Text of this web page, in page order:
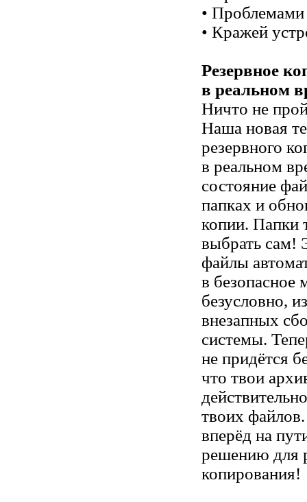
•
• Кражей
Резервное
в реальном
Ничто не
Наша новая
резервного
в реальном
состояние
папках и
копии.
выбрать сам!
файлы
в безопасное
безусловно,
внезапных
системы.
не придётся
что твои
твоих
вперёд на
решению для
копирования!